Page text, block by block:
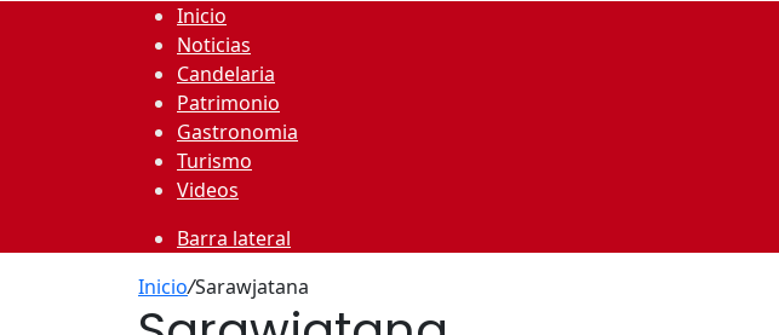
Inicio
Noticias
Candelaria
Patrimonio
Gastronomia
Turismo
Videos
Barra lateral
Inicio/Sarawjatana